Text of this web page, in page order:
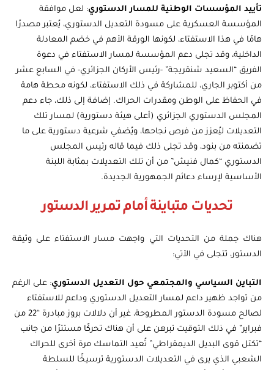
تأييد المؤسسات الوطنية للمسار الدستوري: لعل موافقة
المؤسسة العسكرية على مسودة التعديل الدستوري، يُعتبر مصدرًا
هامًا في هذا الاستفتاء، لكونها الورقة الأهم في خضم المعادلة
الداخلية، وقد تجلى دعم المؤسسة لمسار الاستفتاء في دعوة
الفريق “السعيد شنقريجة” -رئيس الأركان الجزائري- في السابع عشر
من أكتوبر الجاري، للمشاركة في ذلك الاستفتاء، لكونه محطة هامة
في الحفاظ على الوطن ومقدرات الحراك. إضافة إلى ذلك، جاء دعم
المجلس الدستوري الجزائري (أعلى هيئة دستورية) لمسار تلك
التعديلات ليُعزز من فرص نجاحها، ويُضفي شرعية دستورية على ما
تضمنته من بنود، وقد تجلى ذلك فيما قاله رئيس المجلس
الدستوري “كمال فنيش” من أن تلك التعديلات بمثابة اللبنة
الأساسية لإرساء دعائم الجمهورية الجديدة.
تحديات متباينة أمام تمرير الدستور
هناك جملة من التحديات التي واجهت مسار الاستفتاء على وثيقة
الدستور، تتجلى في الآتي:
التباين السياسي والمجتمعي حول التعديل الدستوري: على الرغم
من تواجد ظهير داعم لمسار التعديل الدستوري وداعم للاستفتاء
لصالح مسودة الدستور المطروحة، غير أن دلالات بروز مبادرة “22 من
فبراير” في ذلك التوقيت تبرهن على أن هناك تحركًا مستترًا من جانب
“تكتل قوى البديل الديمقراطي” تُعيد التماسك مرة أخرى للحراك
الشعبي الذي يرى في التعديلات الدستورية ترسيخًا للسلطة